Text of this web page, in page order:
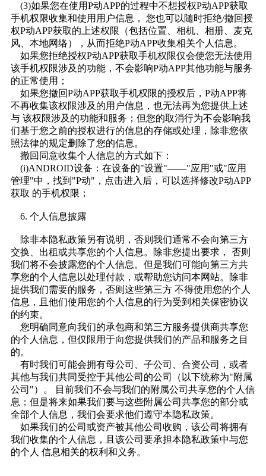
(3)如果您在使用P动APP的过程中不想授权P动APP获取
手机权限收集和使用用户信息， 您也可以随时拒绝/撤回授
权P动APP获取的上述权限（包括位置、相机、相册、麦克
风、本地网络），从而拒绝P动APP收集相关个人信息。
如果您拒绝授权P动APP获取手机权限仅会使您无法使用
该手机权限涉及的功能，不会影响P动APP其他功能与服务
的正常使用；
如果您撤回P动APP获取手机权限的授权后，P动APP将
不再收集该权限涉及的用户信息，也无法再为您提供上述
与 该权限涉及的功能和服务；但您的取消行为不会影响我
们基于您之前的授权进行的信息的存储或处理，除非您依
照法律的规定删除了您的信息。
撤回同意收集个人信息的方式如下：
(i)ANDROID设备：在设备的"设置"——"应用"或"应用
管理"中，找到"P动"，点击进入后，可以选择修改P动APP
获取 的手机权限；
6. 个人信息披露
除非本隐私政策另有说明，否则我们通常不会向第三方
交换、出租或共享您的个人信息。除非您提出要求， 否则
我们将不会披露您的个人信息。但是我们可能向第三方共
享您的个人信息以处理付款，或帮助您访问本网站。除非
提供我们需要的服务，否则这些第三方 不得使用您的个人
信息，且他们使用您的个人信息的行为受到相关保密协议
的约束。
您明确同意向我们的承包商和第三方服务提供商共享您
的个人信息，但仅限用于向您提供我们的产品和服务之目
的。
有时我们可能会拥有母公司、子公司、合资公司，或者
其他与我们共同受控于其他公司的公司（以下统称为"附属
公司"）。 目前我们不会与我们的附属公司共享您的个人信
息；但是将来如果我们要与这些附属公司共享您的部分或
全部个人信息，我们会要求他们遵守本隐私政策。
如果我们的公司或资产被其他公司收购，该公司将拥有
我们收集的个人信息，且该公司要承担本隐私政策中与您
的个人 信息相关的权利和义务。